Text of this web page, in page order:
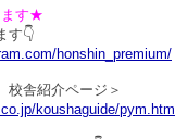
ます★
す👇
honshin_premium/
舎紹介ページ＞
koushaguide/pym.htm